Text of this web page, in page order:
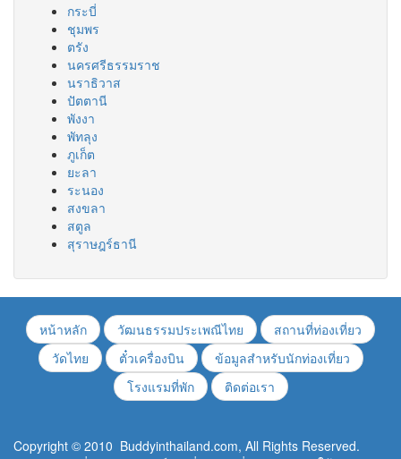
กระบี่
ชุมพร
ตรัง
นครศรีธรรมราช
นราธิวาส
ปัตตานี
พังงา
พัทลุง
ภูเก็ต
ยะลา
ระนอง
สงขลา
สตูล
สุราษฎร์ธานี
หน้าหลัก วัฒนธรรมประเพณีไทย
สถานที่ท่องเที่ยว
วัดไทย
ตั๋วเครื่องบิน
ข้อมูลสำหรับนักท่องเที่ยว
โรงแรมที่พัก
ติดต่อเรา
Copyright © 2010 Buddyinthailand.com, All Rights Reserved.